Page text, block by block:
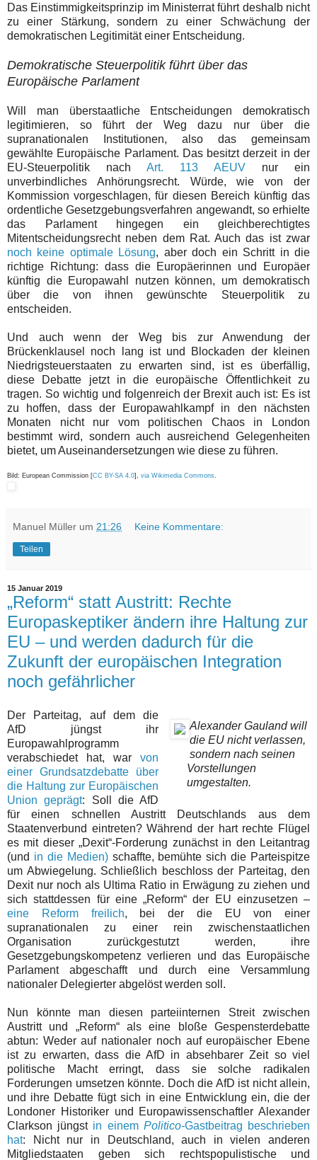
Das Einstimmigkeitsprinzip im Ministerrat führt deshalb nicht
zu einer Stärkung, sondern zu einer Schwächung der
demokratischen Legitimität einer Entscheidung.
Demokratische Steuerpolitik führt über das
Europäische Parlament
Will man überstaatliche Entscheidungen demokratisch
legitimieren, so führt der Weg dazu nur über die
supranationalen Institutionen, also das gemeinsam
gewählte Europäische Parlament. Das besitzt derzeit in der
EU-Steuerpolitik nach Art. 113 AEUV nur ein
unverbindliches Anhörungsrecht. Würde, wie von der
Kommission vorgeschlagen, für diesen Bereich künftig das
ordentliche Gesetzgebungsverfahren angewandt, so erhielte
das Parlament hingegen ein gleichberechtigtes
Mitentscheidungsrecht neben dem Rat. Auch das ist zwar
noch keine optimale Lösung, aber doch ein Schritt in die
richtige Richtung: dass die Europäerinnen und Europäer
künftig die Europawahl nutzen können, um demokratisch
über die von ihnen gewünschte Steuerpolitik zu
entscheiden.
Und auch wenn der Weg bis zur Anwendung der
Brückenklausel noch lang ist und Blockaden der kleinen
Niedrigsteuerstaaten zu erwarten sind, ist es überfällig,
diese Debatte jetzt in die europäische Öffentlichkeit zu
tragen. So wichtig und folgenreich der Brexit auch ist: Es ist
zu hoffen, dass der Europawahlkampf in den nächsten
Monaten nicht nur vom politischen Chaos in London
bestimmt wird, sondern auch ausreichend Gelegenheiten
bietet, um Auseinandersetzungen wie diese zu führen.
Bild: European Commission [CC BY-SA 4.0], via Wikimedia Commons
Manuel Müller um 21:26 Keine Kommentare:
Teilen
15 Januar 2019
„Reform“ statt Austritt: Rechte
Europaskeptiker ändern ihre Haltung zur
EU – und werden dadurch für die
Zukunft der europäischen Integration
noch gefährlicher
Alexander Gauland will
die EU nicht verlassen,
sondern nach seinen
Vorstellungen
umgestalten.
Der Parteitag, auf dem die
AfD jüngst ihr
Europawahlprogramm
verabschiedet hat, war von
einer Grundsatzdebatte über
die Haltung zur Europäischen
Union geprägt: Soll die AfD
für einen schnellen Austritt Deutschlands aus dem
Staatenverbund eintreten? Während der hart rechte Flügel
es mit dieser „Dexit“-Forderung zunächst in den Leitantrag
(und in die Medien)schaffte, bemühte sich die Parteispitze
um Abwiegelung. Schließlich beschloss der Parteitag, den
Dexit nur noch als Ultima Ratio in Erwägung zu ziehen und
sich stattdessen für eine „Reform“ der EU einzusetzen –
eine Reform freilich, bei der die EU von einer
supranationalen zu einer rein zwischenstaatlichen
Organisation zurückgestutzt werden, ihre
Gesetzgebungskompetenz verlieren und das Europäische
Parlament abgeschafft und durch eine Versammlung
nationaler Delegierter abgelöst werden soll.
Nun könnte man diesen parteiinternen Streit zwischen
Austritt und „Reform“ als eine bloße Gespensterdebatte
abtun: Weder auf nationaler noch auf europäischer Ebene
ist zu erwarten, dass die AfD in absehbarer Zeit so viel
politische Macht erringt, dass sie solche radikalen
Forderungen umsetzen könnte. Doch die AfD ist nicht allein,
und ihre Debatte fügt sich in eine Entwicklung ein, die der
Londoner Historiker und Europawissenschaftler Alexander
Clarkson jüngst in einem Politico-Gastbeitrag beschrieben
hat: Nicht nur in Deutschland, auch in vielen anderen
Mitgliedstaaten geben sich rechtspopulistische und